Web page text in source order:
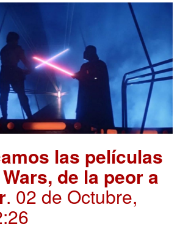
las películas
de la peor a
. 02 de Octubre,